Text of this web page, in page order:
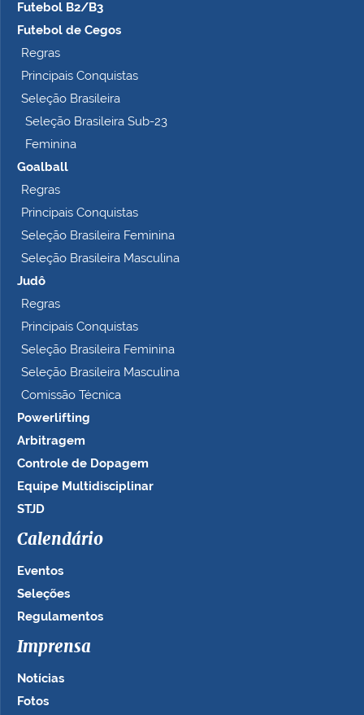
Futebol B2/B3
Futebol de Cegos
Regras
Principais Conquistas
Seleção Brasileira
Seleção Brasileira Sub-23
Feminina
Goalball
Regras
Principais Conquistas
Seleção Brasileira Feminina
Seleção Brasileira Masculina
Judô
Regras
Principais Conquistas
Seleção Brasileira Feminina
Seleção Brasileira Masculina
Comissão Técnica
Powerlifting
Arbitragem
Controle de Dopagem
Equipe Multidisciplinar
STJD
Calendário
Eventos
Seleções
Regulamentos
Imprensa
Notícias
Fotos